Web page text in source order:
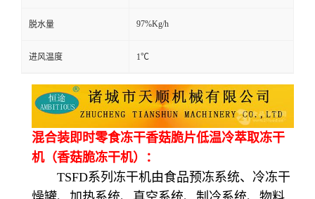
脱水量 97%Kg/h
进风温度 1℃
混合装即时零食冻干香菇脆片低温冷萃取冻干
机（香菇脆冻干机）：
TSFD系列冻干机由食品预冻系统、冷冻干